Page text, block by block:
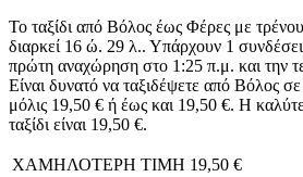
Το ταξίδι από Βόλος έως Φέρες με
διαρκεί 16 ώ. 29 λ.. Υπάρχουν 1
πρώτη αναχώρηση στο 1:25 π.μ. και την
Είναι δυνατό να ταξιδέψετε από Βόλος
μόλις 19,50 € ή έως και 19,50 €. Η
ταξίδι είναι 19,50 €.
ΧΑΜΗΛΟΤΕΡΗ ΤΙΜΗ 19,50 €